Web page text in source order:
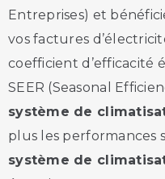
Entreprises) et
vos factures
coefficient d’efficacité
SEER (Seasonal
système de
plus les performances
système de